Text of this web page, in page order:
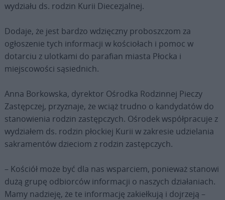
wydziału ds. rodzin Kurii Diecezjalnej.
Dodaje, że jest bardzo wdzięczny proboszczom za
ogłoszenie tych informacji w kościołach i pomoc w
dotarciu z ulotkami do parafian miasta Płocka i
miejscowości sąsiednich.
Anna Borkowska, dyrektor Ośrodka Rodzinnej Pieczy
Zastępczej, przyznaje, że wciąż trudno o kandydatów do
stanowienia rodzin zastępczych. Ośrodek współpracuje z
wydziałem ds. rodzin płockiej Kurii w zakresie udzielania
sakramentów dzieciom z rodzin zastępczych.
– Kościół może być dla nas wsparciem, ponieważ stanowi
dużą grupę odbiorców informacji o naszych działaniach.
Mamy nadzieję, że te informację zakiełkują i dojrzeją –